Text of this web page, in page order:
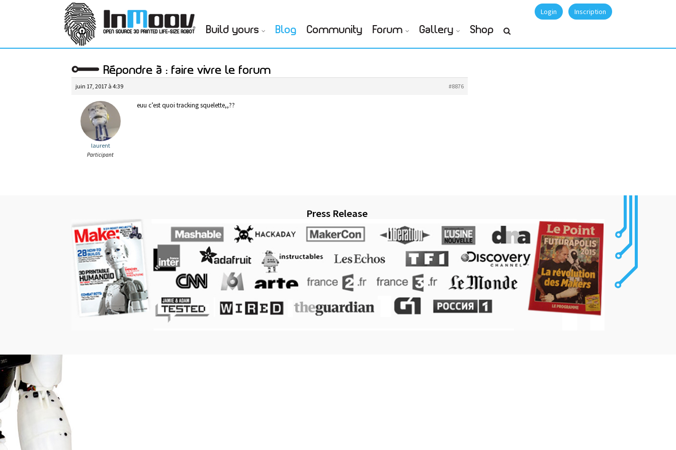
Login Inscription
Build yours Blog Community Forum Gallery Shop
Répondre à : faire vivre le forum
juin 17, 2017 à 4:39 #8876
laurent
Participant
euu c’est quoi tracking squelette,,??
Press Release